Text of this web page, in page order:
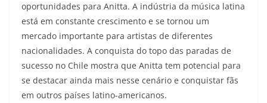
oportunidades para Anitta. A indústria da música latina
está em constante crescimento e se tornou um
mercado importante para artistas de diferentes
nacionalidades. A conquista do topo das paradas de
sucesso no Chile mostra que Anitta tem potencial para
se destacar ainda mais nesse cenário e conquistar fãs
em outros países latino-americanos.